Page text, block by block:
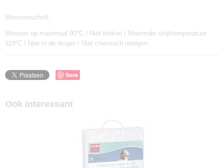
Wasvoorschrift:
Wassen op maximaal 90ºC / Niet bleken / Maximale strijktemperatuur
110ºC / Niet in de droger / Niet chemisch reinigen
Save
Ook interessant